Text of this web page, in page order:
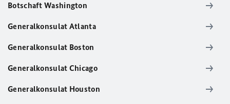
Botschaft Washington
Generalkonsulat Atlanta
Generalkonsulat Boston
Generalkonsulat Chicago
Generalkonsulat Houston